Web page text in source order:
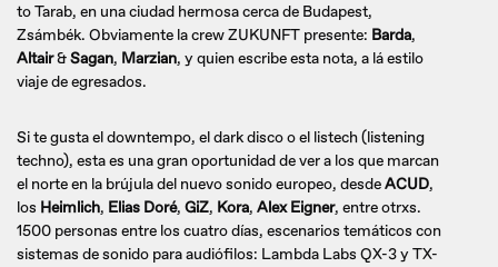
to Tarab, en una ciudad hermosa cerca de Budapest,
Zsámbék. Obviamente la crew ZUKUNFT presente: Barda,
Altair&Sagan, Marzian, y quien escribe esta nota, a lá estilo
viaje de egresados.
Si te gusta el downtempo, el dark disco o el listech (listening
techno), esta es una gran oportunidad de ver a los que marcan
el norte en la brújula del nuevo sonido europeo, desdeACUD,
los Heimlich, Elias Doré, GiZ, Kora, Alex Eigner, entre otrxs.
1500 personas entre los cuatro días, escenarios temáticos con
sistemas de sonido para audiófilos: Lambda Labs QX-3 y TX-